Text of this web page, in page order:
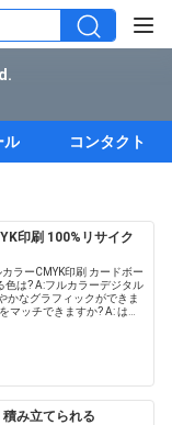
ル コンタクト
印刷 100%リサイク
ラーCMYK印刷 カードボー
色は? A:フルカラーデジタル
かなグラフィックができま
マッチできますか? A: は
み立てられる